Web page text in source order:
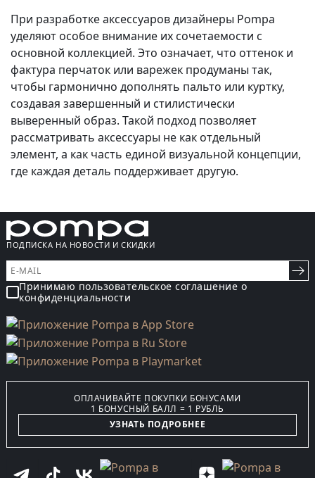
При разработке аксессуаров дизайнеры Pompa
уделяют особое внимание их сочетаемости с
основной коллекцией. Это означает, что оттенок и
фактура перчаток или варежек продуманы так,
чтобы гармонично дополнять пальто или куртку,
создавая завершенный и стилистически
выверенный образ. Такой подход позволяет
рассматривать аксессуары не как отдельный
элемент, а как часть единой визуальной концепции,
где каждая деталь поддерживает другую.
ПОДПИСКА НА НОВОСТИ И СКИДКИ
Принимаю пользовательское соглашение о
конфиденциальности
ОПЛАЧИВАЙТЕ ПОКУПКИ БОНУСАМИ
1 БОНУСНЫЙ БАЛЛ = 1 РУБЛЬ
УЗНАТЬ ПОДРОБНЕЕ